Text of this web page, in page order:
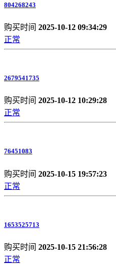
804268243
购买时间 2025-10-12 09:34:29
正常
2679541735
购买时间 2025-10-12 10:29:28
正常
76451083
购买时间 2025-10-15 19:57:23
正常
1653525713
购买时间 2025-10-15 21:56:28
正常